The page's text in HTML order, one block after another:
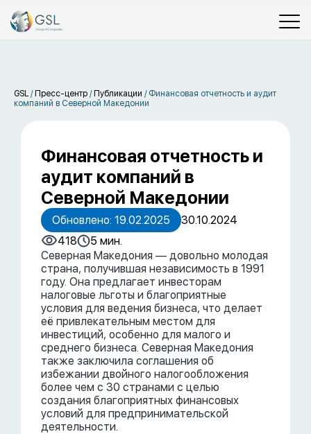
GSL / Пресс-центр / Публикации / Финансовая отчетность и аудит
компаний в Северной Македонии
Финансовая отчетность и
аудит компаний в
Северной Македонии
Обновлено: 19.02.2025
30.10.2024
418
5 мин.
Северная Македония — довольно молодая
страна, получившая независимость в 1991
году. Она предлагает инвесторам
налоговые льготы и благоприятные
условия для ведения бизнеса, что делает
её привлекательным местом для
инвестиций, особенно для малого и
среднего бизнеса. Северная Македония
также заключила соглашения об
избежании двойного налогообложения
более чем с 30 странами с целью
создания благоприятных финансовых
условий для предпринимательской
деятельности.